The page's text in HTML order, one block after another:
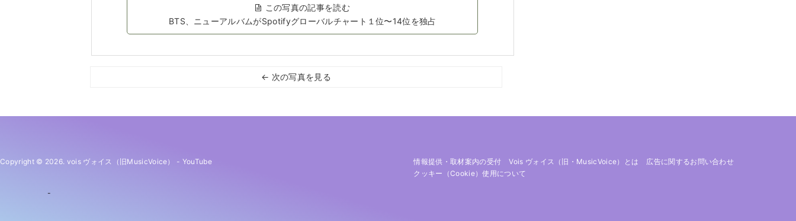
この写真の記事を読む
BTS、ニューアルバムがSpotifyグローバルチャート１位〜14位を独占
← 次の写真を見る
Copyright © 2026. vois ヴォイス（旧MusicVoice） - YouTube 情報提供・取材案内の受付 Vois ヴォイス（旧・MusicVoice）とは
広告に関するお問い合わせ
クッキー（cookie）使用について
-